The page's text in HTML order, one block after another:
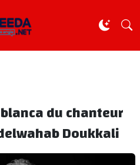
du chanteur
Doukkali